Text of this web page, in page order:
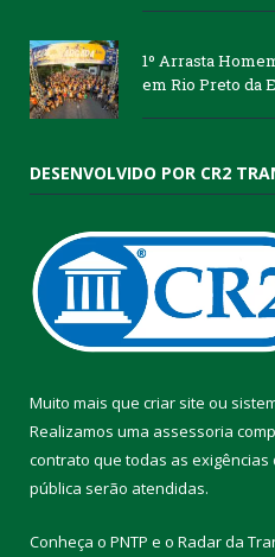
1º Arrasta
em Rio Preto da
DESENVOLVIDO POR CR2
Muito mais que criar site ou
Realizamos uma assessoria
contrato que todas as exigências
pública serão atendidas.
Conheça o PNTP e o Radar da